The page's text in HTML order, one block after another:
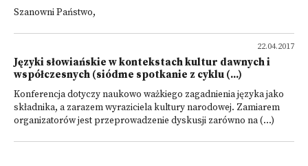
Szanowni Państwo,
22.04.2017
Języki słowiańskie w kontekstach kultur dawnych i
współczesnych (siódme spotkanie z cyklu (...)
Konferencja dotyczy naukowo ważkiego zagadnienia języka jako
składnika, a zarazem wyraziciela kultury narodowej. Zamiarem
organizatorów jest przeprowadzenie dyskusji zarówno na (...)